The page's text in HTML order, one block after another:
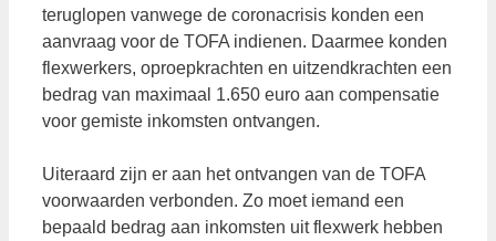
teruglopen vanwege de coronacrisis konden een
aanvraag voor de TOFA indienen. Daarmee konden
flexwerkers, oproepkrachten en uitzendkrachten een
bedrag van maximaal 1.650 euro aan compensatie
voor gemiste inkomsten ontvangen.
Uiteraard zijn er aan het ontvangen van de TOFA
voorwaarden verbonden. Zo moet iemand een
bepaald bedrag aan inkomsten uit flexwerk hebben